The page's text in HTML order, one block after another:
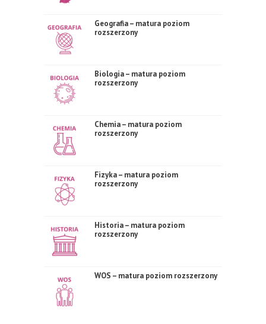
Geografia – matura poziom
rozszerzony
Biologia – matura poziom
rozszerzony
Chemia – matura poziom
rozszerzony
Fizyka – matura poziom
rozszerzony
Historia – matura poziom
rozszerzony
WOS – matura poziom rozszerzony